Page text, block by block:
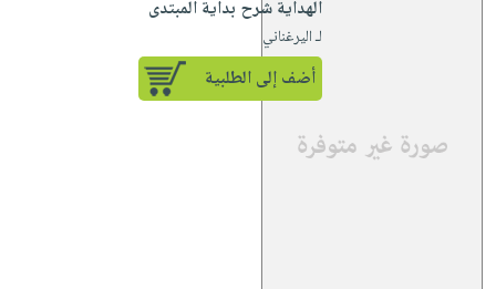
الهداية شرح بداية المبتدى
لـ اليرغناني
أضف إلى الطلبية